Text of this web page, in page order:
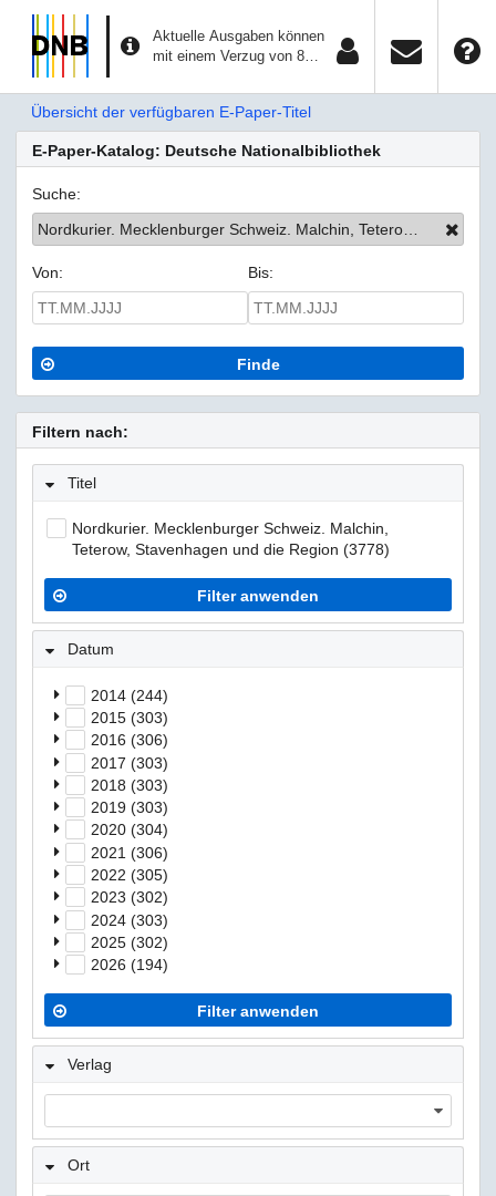
Aktuelle Ausgaben können
mit einem Verzug von 8
Übersicht der verfügbaren E-Paper-Titel
E-Paper-Katalog: Deutsche Nationalbibliothek
Suche:
Von: Bis:
Finde
Filtern nach:
Titel
Nordkurier. Mecklenburger Schweiz. Malchin,
Teterow, Stavenhagen und die Region (3778)
Filter anwenden
Datum
2014 (244)
2015 (303)
2016 (306)
2017 (303)
2018 (303)
2019 (303)
2020 (304)
2021 (306)
2022 (305)
2023 (302)
2024 (303)
2025 (302)
2026 (194)
Filter anwenden
Verlag
Ort